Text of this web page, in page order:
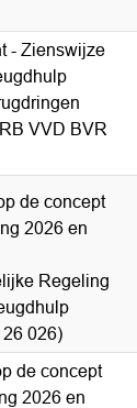
- Zienswijze
VVD BVR
de concept
2026 en
Regeling
026)
de concept
2026 en